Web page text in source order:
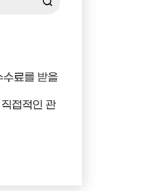
수료를 받을
접적인 관